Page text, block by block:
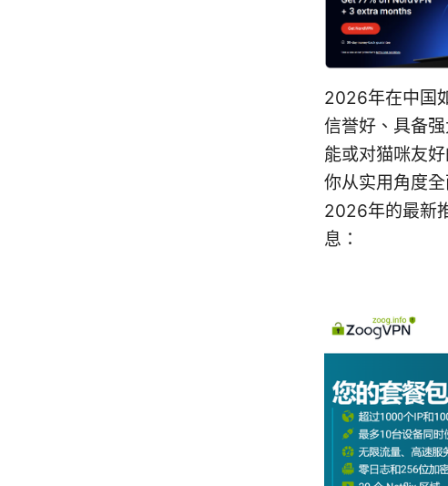
2026年在中国
信誉好、具备
能或对猫咪友
你从实用角度
2026年的最新
息：